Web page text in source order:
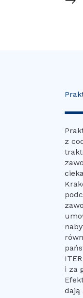
z
i za
dają